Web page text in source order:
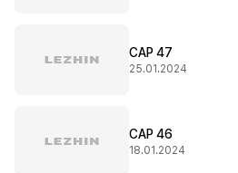
CAP 47
25.01.2024
CAP 46
18.01.2024